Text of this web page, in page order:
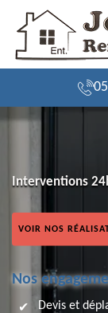
Interventions
VOIR NOS
Nos
Devis et